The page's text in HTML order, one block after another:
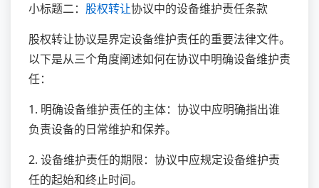
小标题二： 股权转让协议中的设备维护责任条款
股权转让协议是界定设备维护责任的重要法律文件。
以下是从三个角度阐述如何在协议中明确设备维护责
任：
1. 明确设备维护责任的主体：协议中应明确指出谁
负责设备的日常维护和保养。
2. 设备维护责任的期限：协议中应规定设备维护责
任的起始和终止时间。